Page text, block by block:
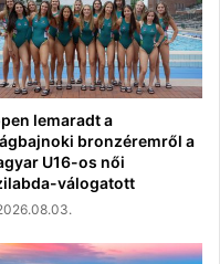
lemaradt a
bronzéremről a
U16-os női
válogatott